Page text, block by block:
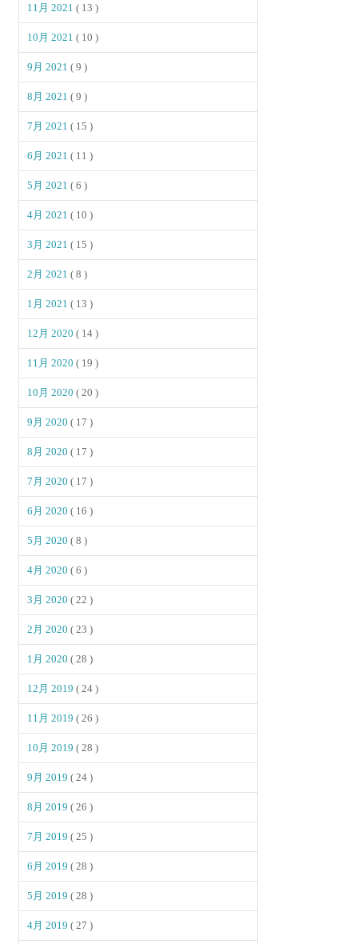
11月 2021( 13 )
10月 2021( 10 )
9月 2021( 9 )
8月 2021( 9 )
7月 2021( 15 )
6月 2021( 11 )
5月 2021( 6 )
4月 2021( 10 )
3月 2021( 15 )
2月 2021( 8 )
1月 2021( 13 )
12月 2020( 14 )
11月 2020( 19 )
10月 2020( 20 )
9月 2020( 17 )
8月 2020( 17 )
7月 2020( 17 )
6月 2020( 16 )
5月 2020( 8 )
4月 2020( 6 )
3月 2020( 22 )
2月 2020( 23 )
1月 2020( 28 )
12月 2019( 24 )
11月 2019( 26 )
10月 2019( 28 )
9月 2019( 24 )
8月 2019( 26 )
7月 2019( 25 )
6月 2019( 28 )
5月 2019( 28 )
4月 2019( 27 )